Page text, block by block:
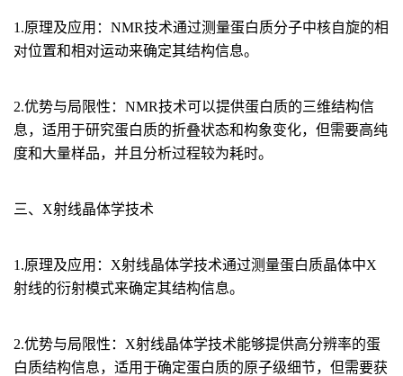
1.原理及应用： NMR技术通过测量蛋白质分子中核自旋的相
对位置和相对运动来确定其结构信息。
2.优势与局限性： NMR技术可以提供蛋白质的三维结构信
息，适用于研究蛋白质的折叠状态和构象变化，但需要高纯
度和大量样品，并且分析过程较为耗时。
三、X射线晶体学技术
1.原理及应用： X射线晶体学技术通过测量蛋白质晶体中X
射线的衍射模式来确定其结构信息。
2.优势与局限性： X射线晶体学技术能够提供高分辨率的蛋
白质结构信息，适用于确定蛋白质的原子级细节，但需要获